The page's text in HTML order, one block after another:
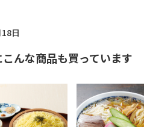
日
んな商品も買っています